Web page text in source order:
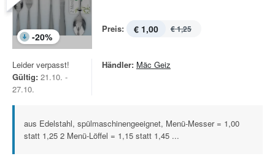
-20%
Preis: € 1,00 € 1,25
Leider verpasst!
Gültig: 21.10. -
27.10.
Händler: Mäc Geiz
aus Edelstahl, spülmaschinengeeignet, Menü-Messer = 1,00
statt 1,25 2 Menü-Löffel = 1,15 statt 1,45 ...